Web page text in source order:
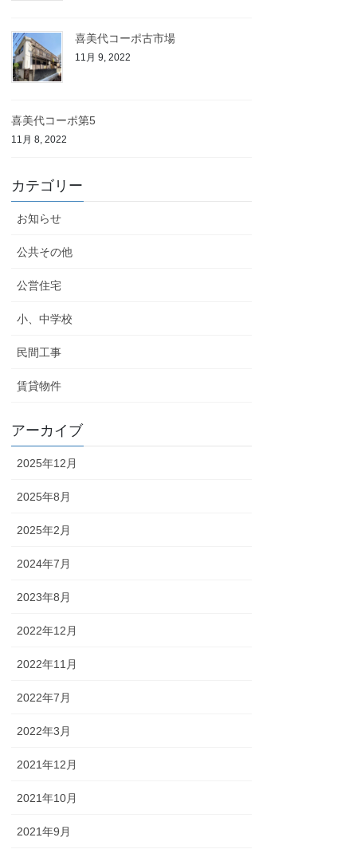
喜美代コーポ古市場
11月 9, 2022
喜美代コーポ第5
11月 8, 2022
カテゴリー
お知らせ
公共その他
公営住宅
小、中学校
民間工事
賃貸物件
アーカイブ
2025年12月
2025年8月
2025年2月
2024年7月
2023年8月
2022年12月
2022年11月
2022年7月
2022年3月
2021年12月
2021年10月
2021年9月